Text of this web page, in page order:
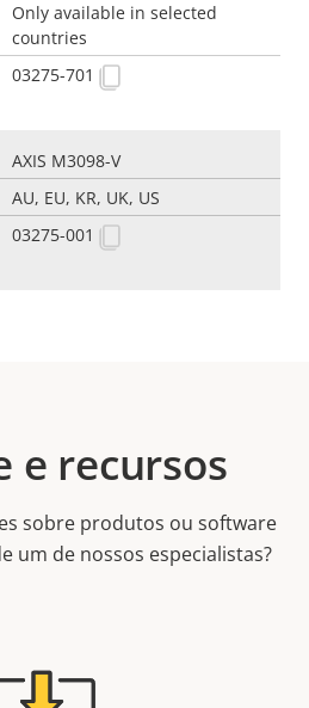
Only available in selected
countries
03275-701
AXIS M3098-V
AU, EU, KR, UK, US
03275-001
e recursos
sobre produtos ou software
um de nossos especialistas?